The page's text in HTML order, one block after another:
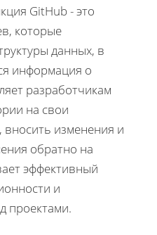
GitHub - это
которые
данных, в
информация о
разработчикам
на свои
вносить изменения и
обратно на
эффективный
и
проектами.